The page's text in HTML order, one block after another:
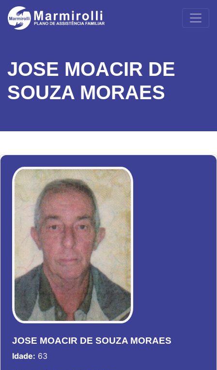
JOSE MOACIR DE
SOUZA MORAES
JOSE MOACIR DE SOUZA MORAES
Idade: 63